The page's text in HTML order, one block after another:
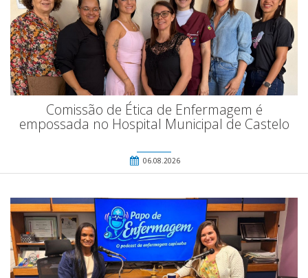
Comissão de Ética de Enfermagem é
empossada no Hospital Municipal de Castelo
06.08.2026